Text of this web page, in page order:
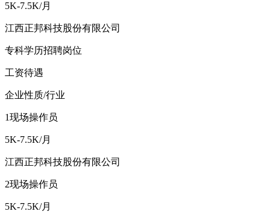
5K-7.5K/月
江西正邦科技股份有限公司
专科学历招聘岗位
工资待遇
企业性质/行业
1现场操作员
5K-7.5K/月
江西正邦科技股份有限公司
2现场操作员
5K-7.5K/月